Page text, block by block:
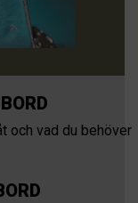
och vad du behöver